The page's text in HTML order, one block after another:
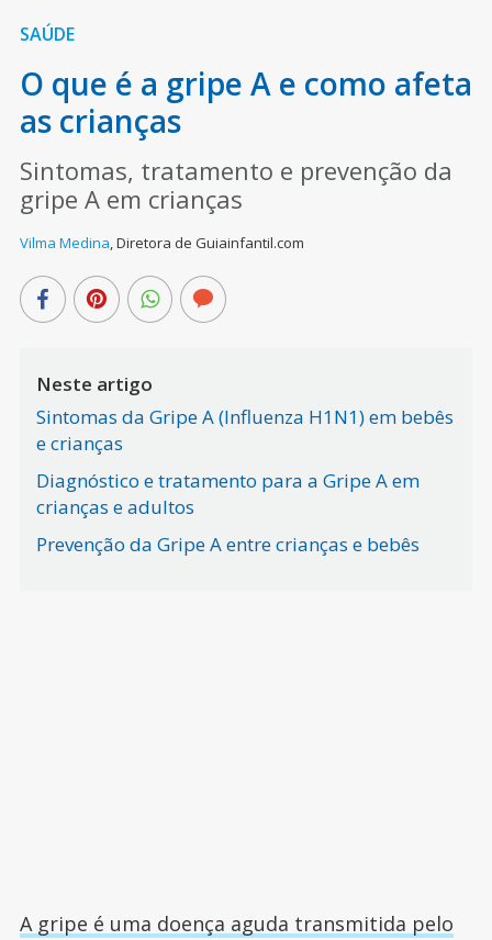
SAÚDE
O que é a gripe A e como afeta
as crianças
Sintomas, tratamento e prevenção da
gripe A em crianças
Vilma Medina,Diretora de Guiainfantil.com
Neste artigo
Sintomas da Gripe A (Influenza H1N1) em bebês
e crianças
Diagnóstico e tratamento para a Gripe A em
crianças e adultos
Prevenção da Gripe A entre crianças e bebês
A gripe é uma doença aguda transmitida pelo